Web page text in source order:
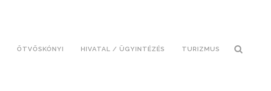
ÖTVÖSKÓNYI HIVATAL / ÜGYINTÉZÉS TURIZMUS